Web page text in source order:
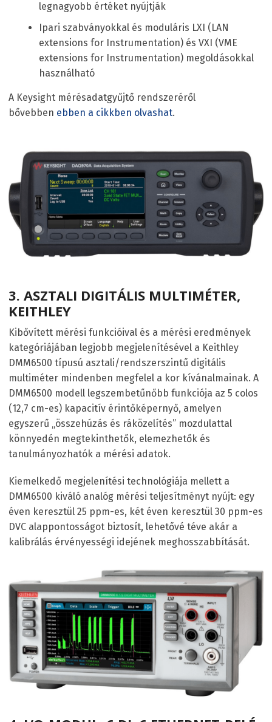
legnagyobb értéket nyújtják
Ipari szabványokkal és moduláris LXI (LAN
extensions for Instrumentation) és VXI (VME
extensions for Instrumentation) megoldásokkal
használható
A Keysight mérésadatgyűjtő rendszeréről
bővebben ebben a cikkben olvashat.
3. ASZTALI DIGITÁLIS MULTIMÉTER,
KEITHLEY
Kibővített mérési funkcióival és a mérési eredmények
kategóriájában legjobb megjelenítésével a Keithley
DMM6500 típusú asztali/rendszerszintű digitális
multiméter mindenben megfelel a kor kívánalmainak. A
DMM6500 modell legszembetűnőbb funkciója az 5 colos
(12,7 cm-es) kapacitív érintőképernyő, amelyen
egyszerű „összehúzás és ráközelítés” mozdulattal
könnyedén megtekinthetők, elemezhetők és
tanulmányozhatók a mérési adatok.
Kiemelkedő megjelenítési technológiája mellett a
DMM6500 kiváló analóg mérési teljesítményt nyújt: egy
éven keresztül 25 ppm-es, két éven keresztül 30 ppm-es
DVC alappontosságot biztosít, lehetővé téve akár a
kalibrálás érvényességi idejének meghosszabbítását.